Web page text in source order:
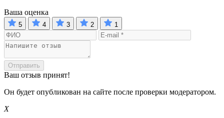
Ваша оценка
5 4 3 2 1
Отправить
Ваш отзыв принят!
Он будет опубликован на сайте после проверки модератором.
Х